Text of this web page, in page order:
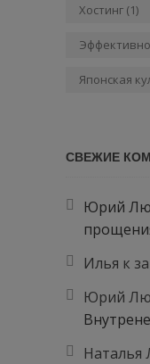
Хостинг (1)
Японская
СВЕЖИЕ
Юрий
Илья к
Юрий
Наталья